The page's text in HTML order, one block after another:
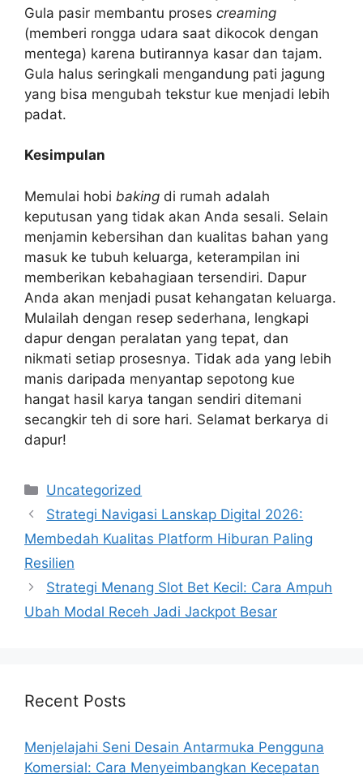
Gula pasir membantu proses creaming
(memberi rongga udara saat dikocok dengan
mentega) karena butirannya kasar dan tajam.
Gula halus seringkali mengandung pati jagung
yang bisa mengubah tekstur kue menjadi lebih
padat.
Kesimpulan
Memulai hobi baking di rumah adalah
keputusan yang tidak akan Anda sesali. Selain
menjamin kebersihan dan kualitas bahan yang
masuk ke tubuh keluarga, keterampilan ini
memberikan kebahagiaan tersendiri. Dapur
Anda akan menjadi pusat kehangatan keluarga.
Mulailah dengan resep sederhana, lengkapi
dapur dengan peralatan yang tepat, dan
nikmati setiap prosesnya. Tidak ada yang lebih
manis daripada menyantap sepotong kue
hangat hasil karya tangan sendiri ditemani
secangkir teh di sore hari. Selamat berkarya di
dapur!
Categories
Uncategorized
Strategi Navigasi Lanskap Digital 2026:
Membedah Kualitas Platform Hiburan Paling
Resilien
Strategi Menang Slot Bet Kecil: Cara Ampuh
Ubah Modal Receh Jadi Jackpot Besar
Recent Posts
Menjelajahi Seni Desain Antarmuka Pengguna
Komersial: Cara Menyeimbangkan Kecepatan